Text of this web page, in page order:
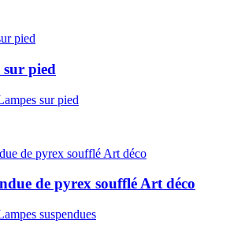
pied
sur pied
de pyrex soufflé Art déco
suspendues